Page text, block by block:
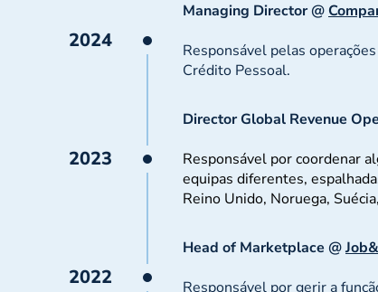
2024
Managing Director @
Responsável pelas
Crédito Pessoal.
2023
Director Global Revenue
Responsável por coordenar
equipas diferentes,
Reino Unido, Noruega,
2022
Head of Marketplace @
Responsável por gerir a